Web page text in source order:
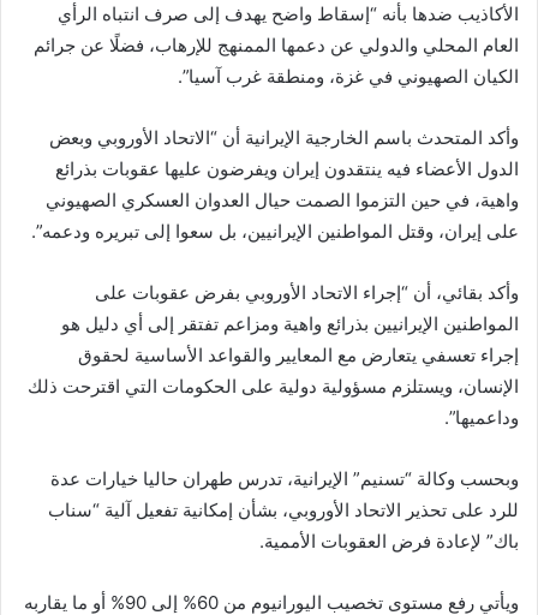
الأكاذيب ضدها بأنه “إسقاط واضح يهدف إلى صرف انتباه الرأي
العام المحلي والدولي عن دعمها الممنهج للإرهاب، فضلًا عن جرائم
الكيان الصهيوني في غزة، ومنطقة غرب آسيا”.
وأكد المتحدث باسم الخارجية الإيرانية أن “الاتحاد الأوروبي وبعض
الدول الأعضاء فيه ينتقدون إيران ويفرضون عليها عقوبات بذرائع
واهية، في حين التزموا الصمت حيال العدوان العسكري الصهيوني
على إيران، وقتل المواطنين الإيرانيين، بل سعوا إلى تبريره ودعمه”.
وأكد بقائي، أن “إجراء الاتحاد الأوروبي بفرض عقوبات على
المواطنين الإيرانيين بذرائع واهية ومزاعم تفتقر إلى أي دليل هو
إجراء تعسفي يتعارض مع المعايير والقواعد الأساسية لحقوق
الإنسان، ويستلزم مسؤولية دولية على الحكومات التي اقترحت ذلك
وداعميها”.
وبحسب وكالة “تسنيم” الإيرانية، تدرس طهران حاليا خيارات عدة
للرد على تحذير الاتحاد الأوروبي، بشأن إمكانية تفعيل آلية “سناب
باك” لإعادة فرض العقوبات الأممية.
ويأتي رفع مستوى تخصيب اليورانيوم من 60% إلى 90% أو ما يقاربه